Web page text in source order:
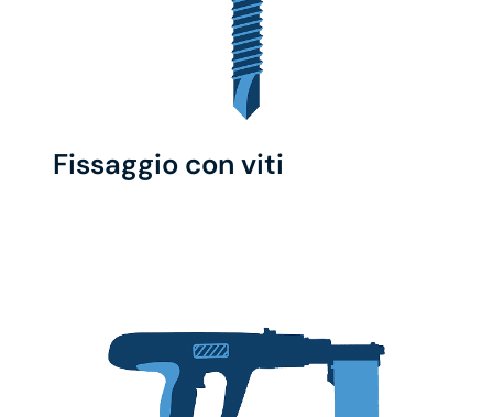
Fissaggio con viti